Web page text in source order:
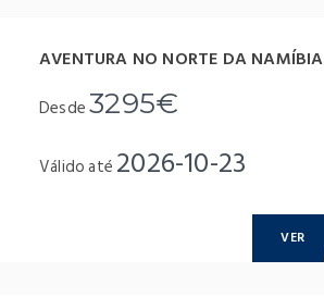
AVENTURA NO NORTE DA NAMÍBIA
Desde3295€
Válido até 2026-10-23
VER